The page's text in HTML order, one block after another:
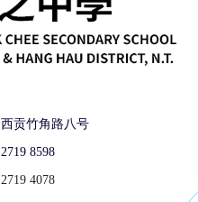
西贡竹角路八号
2719 8598
2719 4078